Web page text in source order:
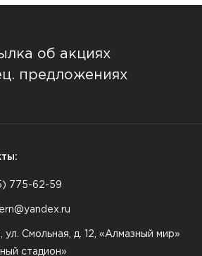
об акциях
предложениях
775-62-59
ул. Смольная, д. 12, «Алмазный мир»
стадион»